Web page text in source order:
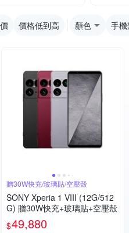
價格低到高 顏色 手
贈30W快充/玻璃貼/空壓殼
SONY Xperia 1 VIII (12G/512
G) 贈30W快充+玻璃貼+空壓殼
$49,880